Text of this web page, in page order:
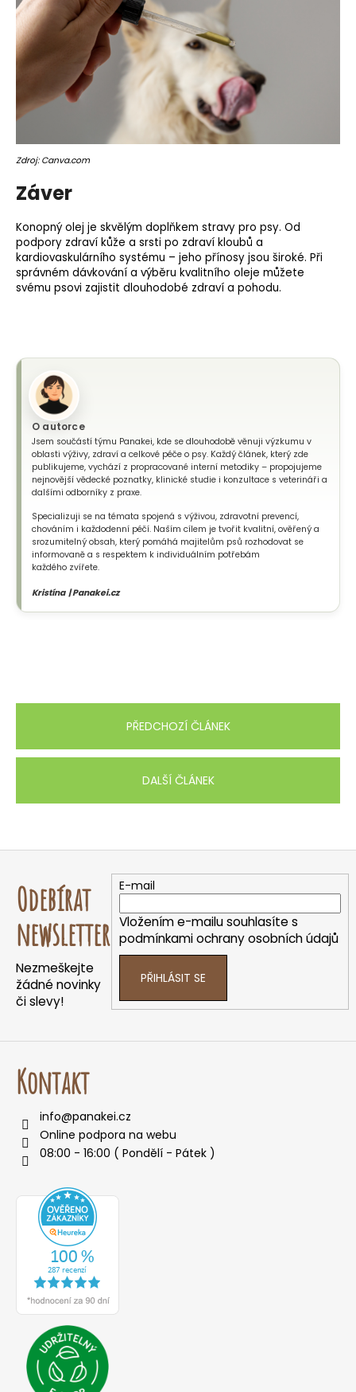
Zdroj: Canva.com
Záver
Konopný olej je skvělým doplňkem stravy pro psy. Od
podpory zdraví kůže a srsti po zdraví kloubů a
kardiovaskulárního systému – jeho přínosy jsou široké. Při
správném dávkování a výběru kvalitního oleje můžete
svému psovi zajistit dlouhodobé zdraví a pohodu.
O autorce
Jsem součástí týmu Panakei, kde se dlouhodobě věnuji výzkumu v
oblasti výživy, zdraví a celkové péče o psy. Každý článek, který zde
publikujeme, vychází z propracované interní metodiky – propojujeme
nejnovější vědecké poznatky, klinické studie i konzultace s veterináři a
dalšími odborníky z praxe.
Specializuji se na témata spojená s výživou, zdravotní prevencí,
chováním i každodenní péčí. Naším cílem je tvořit kvalitní, ověřený a
srozumitelný obsah, který pomáhá majitelům psů rozhodovat se
informovaně a s respektem k individuálním potřebám
každého zvířete.
Kristína | Panakei.cz
PŘEDCHOZÍ ČLÁNEK
DALŠÍ ČLÁNEK
Z
Odebírat
newsletter
Nezmeškejte
žádné novinky
či slevy!
E-mail
Vložením e-mailu souhlasíte s
podmínkami ochrany osobních údajů
PŘIHLÁSIT SE
Kontakt
info@panakei.cz
Online podpora na webu
08:00 - 16:00 ( Pondělí - Pátek )